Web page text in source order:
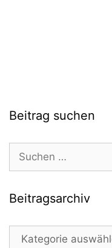
Beitrag suchen
nach:
Beitragsarchiv
Beitragsarchiv